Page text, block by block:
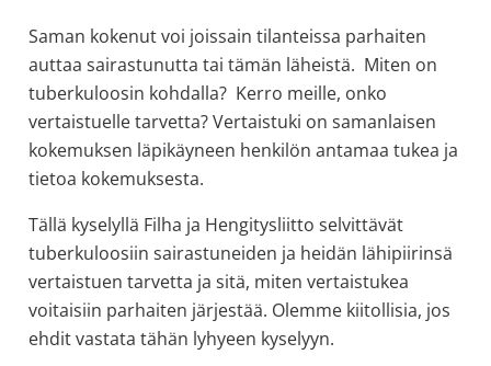
Saman kokenut voi joissain tilanteissa parhaiten
auttaa sairastunutta tai tämän läheistä. Miten on
tuberkuloosin kohdalla? Kerro meille, onko
vertaistuelle tarvetta? Vertaistuki on samanlaisen
kokemuksen läpikäyneen henkilön antamaa tukea ja
tietoa kokemuksesta.
Tällä kyselyllä Filha ja Hengitysliitto selvittävät
tuberkuloosiin sairastuneiden ja heidän lähipiirinsä
vertaistuen tarvetta ja sitä, miten vertaistukea
voitaisiin parhaiten järjestää. Olemme kiitollisia, jos
ehdit vastata tähän lyhyeen kyselyyn.